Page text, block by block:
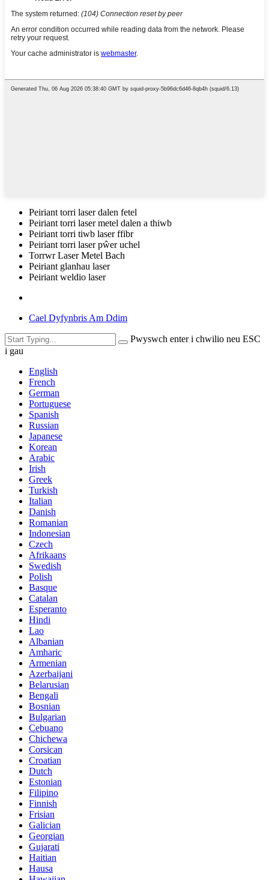
Peiriant torri laser dalen fetel
Peiriant torri laser metel dalen a thiwb
Peiriant torri tiwb laser ffibr
Peiriant torri laser pŵer uchel
Torrwr Laser Metel Bach
Peiriant glanhau laser
Peiriant weldio laser
Cael Dyfynbris Am Ddim
Pwyswch enter i chwilio neu ESC
i gau
English
French
German
Portuguese
Spanish
Russian
Japanese
Korean
Arabic
Irish
Greek
Turkish
Italian
Danish
Romanian
Indonesian
Czech
Afrikaans
Swedish
Polish
Basque
Catalan
Esperanto
Hindi
Lao
Albanian
Amharic
Armenian
Azerbaijani
Belarusian
Bengali
Bosnian
Bulgarian
Cebuano
Chichewa
Corsican
Croatian
Dutch
Estonian
Filipino
Finnish
Frisian
Galician
Georgian
Gujarati
Haitian
Hausa